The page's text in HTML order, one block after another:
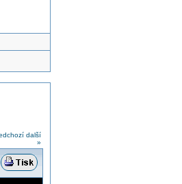
další
»